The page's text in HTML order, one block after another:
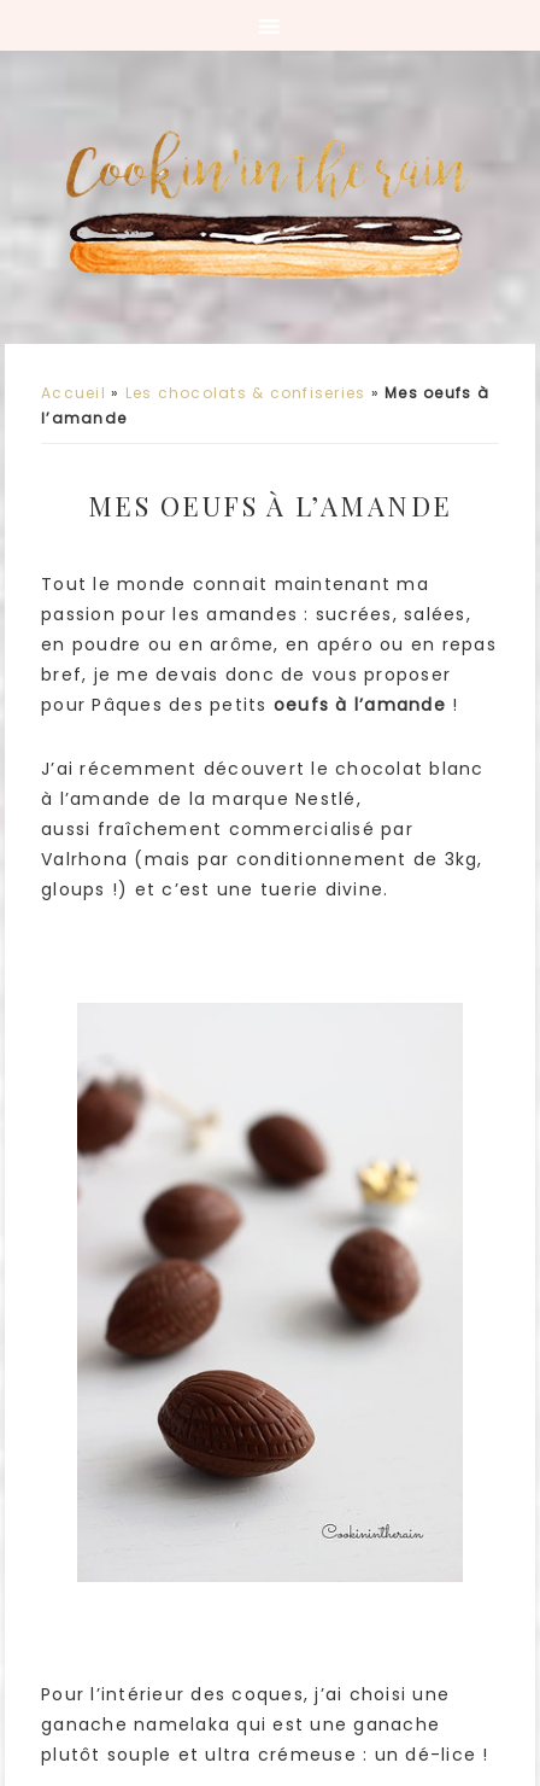
Accueil » Les chocolats & confiseries » Mes oeufs à
l’amande
MES OEUFS À L’AMANDE
Tout le monde connait maintenant ma
passion pour les amandes : sucrées, salées,
en poudre ou en arôme, en apéro ou en repas
bref, je me devais donc de vous proposer
pour Pâques des petits oeufs à l’amande !
J’ai récemment découvert le chocolat blanc
à l’amande de la marque Nestlé,
aussi fraîchement commercialisé par
Valrhona (mais par conditionnement de 3kg,
gloups !) et c’est une tuerie divine.
Pour l’intérieur des coques, j’ai choisi une
ganache namelaka qui est une ganache
plutôt souple et ultra crémeuse : un dé-lice !